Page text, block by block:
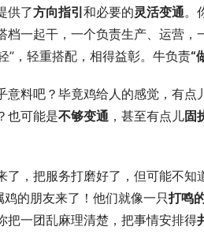
供了方向指引 和必要的灵活变通。
档一起干，一个负责生产、运营
”，轻重搭配，相得益彰。牛负责“
意料吧？毕竟鸡给人的感觉，有点
也可能是不够变通 ，甚至有点儿固
了，把服务打磨好了，但可能不
的朋友来了！他们就像一只打鸣
把一团乱麻理清楚，把事情安排得